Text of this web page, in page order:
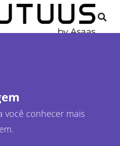
você conhecer mais